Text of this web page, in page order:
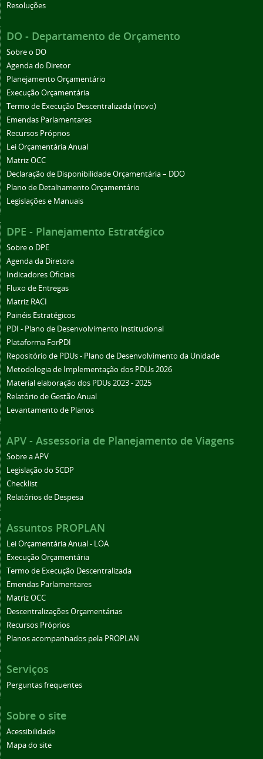
Resoluções
DO - Departamento de Orçamento
Sobre o DO
Agenda do Diretor
Planejamento Orçamentário
Execução Orçamentária
Termo de Execução Descentralizada (novo)
Emendas Parlamentares
Recursos Próprios
Lei Orçamentária Anual
Matriz OCC
Declaração de Disponibilidade Orçamentária – DDO
Plano de Detalhamento Orçamentário
Legislações e Manuais
DPE - Planejamento Estratégico
Sobre o DPE
Agenda da Diretora
Indicadores Oficiais
Fluxo de Entregas
Matriz RACI
Painéis Estratégicos
PDI - Plano de Desenvolvimento Institucional
Plataforma ForPDI
Repositório de PDUs - Plano de Desenvolvimento da Unidade
Metodologia de Implementação dos PDUs 2026
Material elaboração dos PDUs 2023 - 2025
Relatório de Gestão Anual
Levantamento de Planos
APV - Assessoria de Planejamento de Viagens
Sobre a APV
Legislação do SCDP
Checklist
Relatórios de Despesa
Assuntos PROPLAN
Lei Orçamentária Anual - LOA
Execução Orçamentária
Termo de Execução Descentralizada
Emendas Parlamentares
Matriz OCC
Descentralizações Orçamentárias
Recursos Próprios
Planos acompanhados pela PROPLAN
Serviços
Perguntas frequentes
Sobre o site
Acessibilidade
Mapa do site